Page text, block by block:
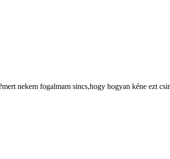
nekem fogalmam sincs,hogy hogyan kéne ezt